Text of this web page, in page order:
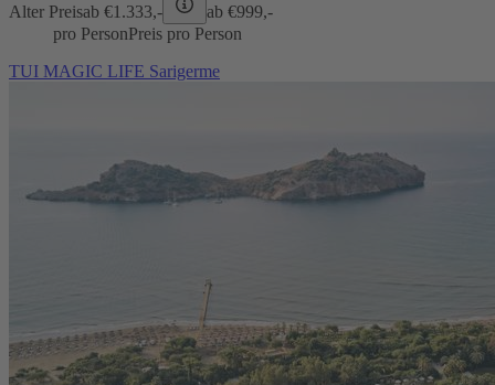
Alter Preisab €1.333,- ab €999,-
pro PersonPreis pro Person
TUI MAGIC LIFE Sarigerme